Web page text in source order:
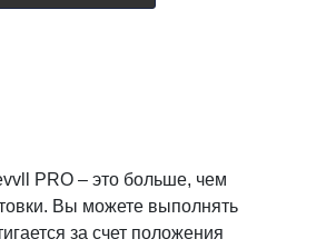
PRO – это больше, чем
Вы можете выполнять
за счет положения